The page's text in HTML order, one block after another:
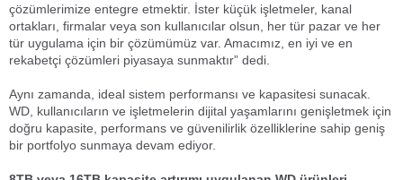
çözümlerimize entegre etmektir. İster küçük işletmeler, kanal
ortakları, firmalar veya son kullanıcılar olsun, her tür pazar ve her
tür uygulama için bir çözümümüz var. Amacımız, en iyi ve en
rekabetçi çözümleri piyasaya sunmaktır” dedi.
Aynı zamanda, ideal sistem performansı ve kapasitesi sunacak.
WD, kullanıcıların ve işletmelerin dijital yaşamlarını genişletmek için
doğru kapasite, performans ve güvenilirlik özelliklerine sahip geniş
bir portfolyo sunmaya devam ediyor.